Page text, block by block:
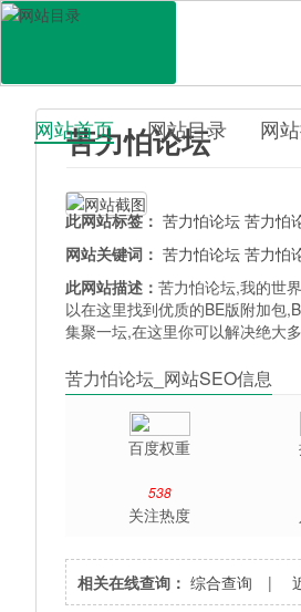
百科目录
网站首页 网站目录 网
苦力怕论坛
此网站标签： 苦力怕论坛 苦力怕
网站关键词： 苦力怕论坛 苦力怕
此网站描述：苦力怕论坛,我的世
以在这里找到优质的BE版附加包
集聚一坛,在这里你可以解决绝大多
苦力怕论坛_网站SEO信息
百度权重
538
关注热度
相关在线查询： 综合查询 |